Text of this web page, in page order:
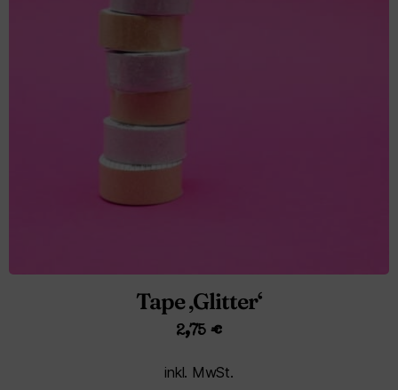
Tape ‚Glitter‘
2,75 €
inkl. MwSt.